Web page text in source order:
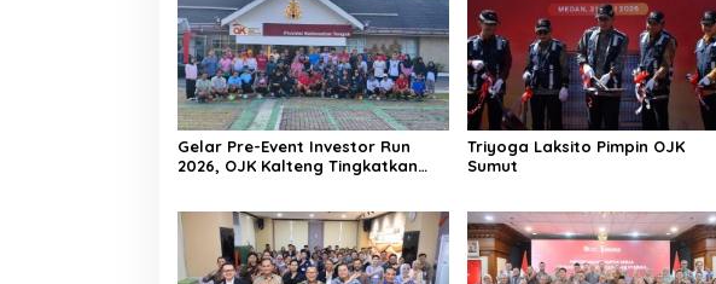
Gelar Pre-Event Investor Run
2026, OJK Kalteng Tingkatkan
Triyoga Laksito Pimpin OJK
Sumut